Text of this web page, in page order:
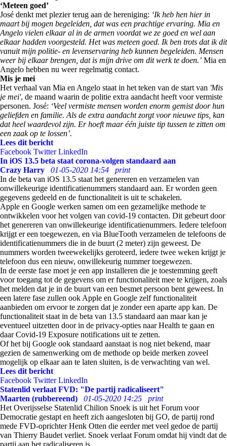
‘Meteen goed’
José denkt met plezier terug aan de hereniging: ‘Ik heb hen hier in
maart bij mogen begeleiden, dat was een prachtige ervaring. Mia en
Angelo vielen elkaar al in de armen voordat we ze goed en wel aan
elkaar hadden voorgesteld. Het was meteen goed. Ik ben trots dat ik dit
vanuit mijn politie- en levenservaring heb kunnen begeleiden. Mensen
weer bij elkaar brengen, dat is mijn drive om dit werk te doen.’ Mia en
Angelo hebben nu weer regelmatig contact.
Mis je mei
Het verhaal van Mia en Angelo staat in het teken van de start van 'Mis
je mei', de maand waarin de politie extra aandacht heeft voor vermiste
personen. José: ‘Veel vermiste mensen worden enorm gemist door hun
geliefden en familie. Als de extra aandacht zorgt voor nieuwe tips, kan
dat heel waardevol zijn. Er hoeft maar één juiste tip tussen te zitten om
een zaak op te lossen’.
Lees dit bericht
Facebook Twitter LinkedIn
In iOS 13.5 beta staat corona-volgen standaard aan
Crazy Harry
01-05-2020 14:54
print
In de beta van iOS 13.5 staat het genereren en verzamelen van
onwillekeurige identificatienummers standaard aan. Er worden geen
gegevens gedeeld en de functionaliteit is uit te schakelen.
Apple en Google werken samen om een gezamelijke methode te
ontwikkelen voor het volgen van covid-19 contacten. Dit gebeurt door
het genereren van onwillekeurige identificatienummers. Iedere telefoon
krijgt er een toegewezen, en via BlueTooth verzamelen de telefoons de
identificatienummers die in de buurt (2 meter) zijn geweest. De
nummers worden tweewekelijks geroteerd, iedere twee weken krijgt je
telefoon dus een nieuw, onwillekeurig nummer toegewezen.
In de eerste fase moet je een app installeren die je toestemming geeft
voor toegang tot de gegevens om er functionaliteit mee te krijgen, zoals
het melden dat je in de buurt van een besmet persoon bent geweest. In
een latere fase zullen ook Apple en Google zelf functionaliteit
aanbieden om ervoor te zorgen dat je zonder een aparte app kan. De
functionaliteit staat in de beta van 13.5 standaard aan maar kan je
eventueel uitzetten door in de privacy-opties naar Health te gaan en
daar Covid-19 Exposure notifications uit te zetten.
Of het bij Google ook standaard aanstaat is nog niet bekend, maar
gezien de samenwerking om de methode op beide merken zoveel
mogelijk op elkaar aan te laten sluiten, is de verwachting van wel.
Lees dit bericht
Facebook Twitter LinkedIn
Statenlid verlaat FVD: "De partij radicaliseert"
Maarten (rubbereend)
01-05-2020 14:25
print
Het Overijsselse Statenlid Chilion Snoek is uit het Forum voor
Democratie gestapt en heeft zich aangesloten bij GO, de partij rond
mede FVD-oprichter Henk Otten die eerder met veel gedoe de partij
van Thierry Baudet verliet. Snoek verlaat Forum omdat hij vindt dat de
partij aan het radicaliseren is.